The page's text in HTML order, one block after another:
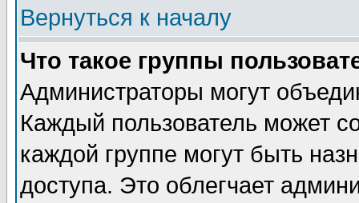
Вернуться к началу
Что такое группы
Администраторы могут
Каждый пользователь может
каждой группе могут быть
доступа. Это облегчает